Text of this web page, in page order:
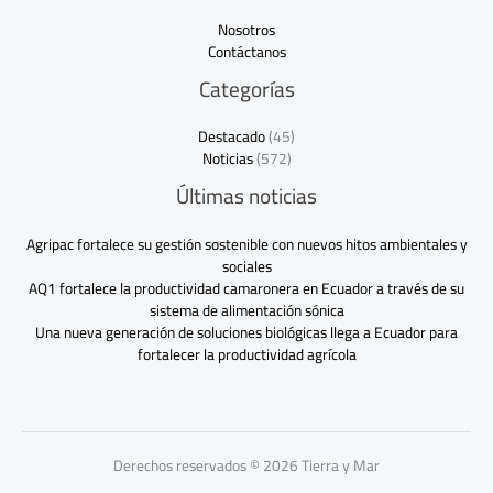
Nosotros
Contáctanos
Categorías
Destacado(45)
Noticias(572)
Últimas noticias
Agripac fortalece su gestión sostenible con nuevos hitos ambientales y
sociales
AQ1 fortalece la productividad camaronera en Ecuador a través de su
sistema de alimentación sónica
Una nueva generación de soluciones biológicas llega a Ecuador para
fortalecer la productividad agrícola
Derechos reservados © 2026 Tierra y Mar